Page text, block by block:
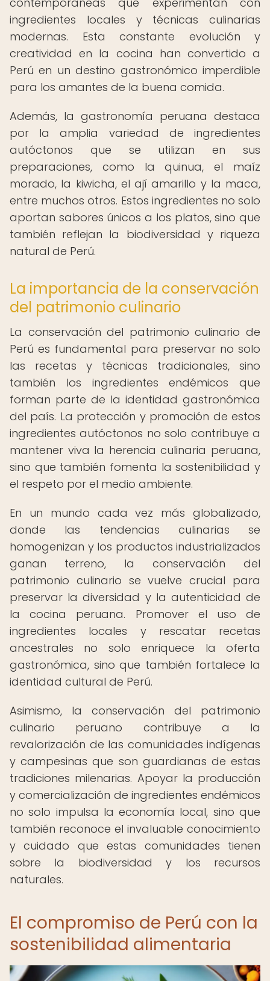
ingredientes locales y técnicas culinarias
modernas. Esta constante evolución y
creatividad en la cocina han convertido a
Perú en un destino gastronómico imperdible
para los amantes de la buena comida.
Además, la gastronomía peruana destaca
por la amplia variedad de ingredientes
autóctonos que se utilizan en sus
preparaciones, como la quinua, el maíz
morado, la kiwicha, el ají amarillo y la maca,
entre muchos otros. Estos ingredientes no solo
aportan sabores únicos a los platos, sino que
también reflejan la biodiversidad y riqueza
natural de Perú.
La importancia de la conservación
del patrimonio culinario
La conservación del patrimonio culinario de
Perú es fundamental para preservar no solo
las recetas y técnicas tradicionales, sino
también los ingredientes endémicos que
forman parte de la identidad gastronómica
del país. La protección y promoción de estos
ingredientes autóctonos no solo contribuye a
mantener viva la herencia culinaria peruana,
sino que también fomenta la sostenibilidad y
el respeto por el medio ambiente.
En un mundo cada vez más globalizado,
donde las tendencias culinarias se
homogenizan y los productos industrializados
ganan terreno, la conservación del
patrimonio culinario se vuelve crucial para
preservar la diversidad y la autenticidad de
la cocina peruana. Promover el uso de
ingredientes locales y rescatar recetas
ancestrales no solo enriquece la oferta
gastronómica, sino que también fortalece la
identidad cultural de Perú.
Asimismo, la conservación del patrimonio
culinario peruano contribuye a la
revalorización de las comunidades indígenas
y campesinas que son guardianas de estas
tradiciones milenarias. Apoyar la producción
y comercialización de ingredientes endémicos
no solo impulsa la economía local, sino que
también reconoce el invaluable conocimiento
y cuidado que estas comunidades tienen
sobre la biodiversidad y los recursos
naturales.
El compromiso de Perú con la
sostenibilidad alimentaria